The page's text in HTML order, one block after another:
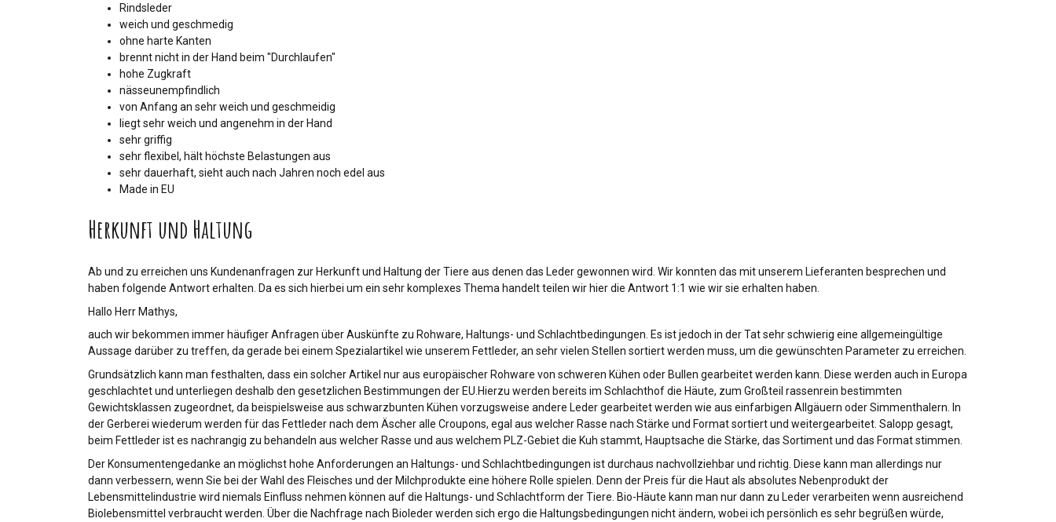
Rindsleder
weich und geschmedig
ohne harte Kanten
brennt nicht in der Hand beim "Durchlaufen"
hohe Zugkraft
nässeunempfindlich
von Anfang an sehr weich und geschmeidig
liegt sehr weich und angenehm in der Hand
sehr griffig
sehr flexibel, hält höchste Belastungen aus
sehr dauerhaft, sieht auch nach Jahren noch edel aus
Made in EU
Herkunft und Haltung
Ab und zu erreichen uns Kundenanfragen zur Herkunft und Haltung der Tiere aus denen das Leder gewonnen wird. Wir konnten das mit unserem Lieferanten besprechen und
haben folgende Antwort erhalten. Da es sich hierbei um ein sehr komplexes Thema handelt teilen wir hier die Antwort 1:1 wie wir sie erhalten haben.
Hallo Herr Mathys,
auch wir bekommen immer häufiger Anfragen über Auskünfte zu Rohware, Haltungs- und Schlachtbedingungen. Es ist jedoch in der Tat sehr schwierig eine allgemeingültige
Aussage darüber zu treffen, da gerade bei einem Spezialartikel wie unserem Fettleder, an sehr vielen Stellen sortiert werden muss, um die gewünschten Parameter zu erreichen.
Grundsätzlich kann man festhalten, dass ein solcher Artikel nur aus europäischer Rohware von schweren Kühen oder Bullen gearbeitet werden kann. Diese werden auch in Europa
geschlachtet und unterliegen deshalb den gesetzlichen Bestimmungen der EU.Hierzu werden bereits im Schlachthof die Häute, zum Großteil rassenrein bestimmten
Gewichtsklassen zugeordnet, da beispielsweise aus schwarzbunten Kühen vorzugsweise andere Leder gearbeitet werden wie aus einfarbigen Allgäuern oder Simmenthalern. In
der Gerberei wiederum werden für das Fettleder nach dem Äscher alle Croupons, egal aus welcher Rasse nach Stärke und Format sortiert und weitergearbeitet. Salopp gesagt,
beim Fettleder ist es nachrangig zu behandeln aus welcher Rasse und aus welchem PLZ-Gebiet die Kuh stammt, Hauptsache die Stärke, das Sortiment und das Format stimmen.
Der Konsumentengedanke an möglichst hohe Anforderungen an Haltungs- und Schlachtbedingungen ist durchaus nachvollziehbar und richtig. Diese kann man allerdings nur
dann verbessern, wenn Sie bei der Wahl des Fleisches und der Milchprodukte eine höhere Rolle spielen. Denn der Preis für die Haut als absolutes Nebenprodukt der
Lebensmittelindustrie wird niemals Einfluss nehmen können auf die Haltungs- und Schlachtform der Tiere. Bio-Häute kann man nur dann zu Leder verarbeiten wenn ausreichend
Biolebensmittel verbraucht werden. Über die Nachfrage nach Bioleder werden sich ergo die Haltungsbedingungen nicht ändern, wobei ich persönlich es sehr begrüßen würde,